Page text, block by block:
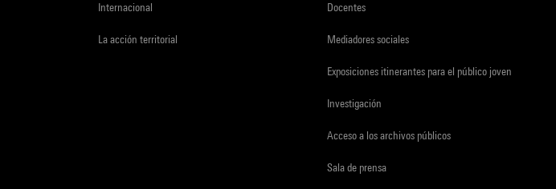
Internacional
La acción territorial
Docentes
Mediadores sociales
Exposiciones itinerantes para el público joven
Investigación
Acceso a los archivos públicos
Sala de prensa